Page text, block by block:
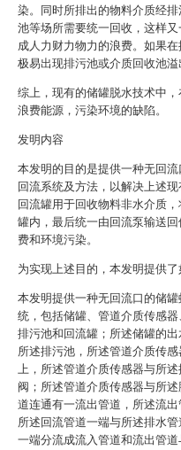
染。同时所排出的物料介质经
池等场所需要统一回收，这样
成人力财力物力的浪费。如果
极易出现排污池或介质回收池溢
综上，现有的储罐脱水技术中
浪费能源，污染环境的缺陷。
发明内容
本发明的目的是提供一种无回
回流系统及方法，以解决上述
回流罐用于回收物料非水介质
罐内，最后统一由回流泵输送
费和环境污染。
为实现上述目的，本发明提供了
本发明提供一种无回流口的储
统，包括储罐、管道介质传感器
排污池和回流罐；所述储罐的
所述排污池，所述管道介质传
上，所述管道介质传感器与所
阀；所述管道介质传感器与所
道连通有一流出管道，所述流出
所述回流管道一端与所述排水
一端分流成流入管道和流出管